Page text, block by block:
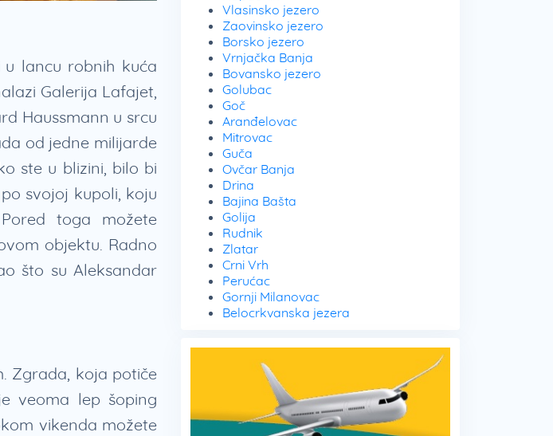
lancu robnih kuća
Galerija Lafajet,
Haussmann u srcu
od jedne milijarde
ste u blizini, bilo bi
svojoj kupoli, koju
toga možete
objektu. Radno
što su Aleksandar
Zgrada, koja potiče
veoma lep šoping
vikenda možete
Vlasinsko jezero
Zaovinsko jezero
Borsko jezero
Vrnjačka Banja
Bovansko jezero
Golubac
Goč
Aranđelovac
Mitrovac
Guča
Ovčar Banja
Drina
Bajina Bašta
Golija
Rudnik
Zlatar
Crni Vrh
Perućac
Gornji Milanovac
Belocrkvanska jezera